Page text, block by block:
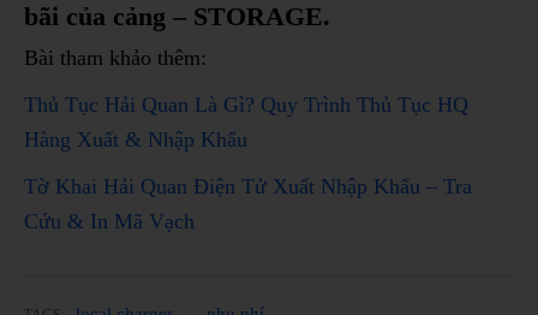
bãi của cảng – STORAGE.
Bài tham khảo thêm:
Thủ Tục Hải Quan Là Gì? Quy Trình Thủ Tục HQ
Hàng Xuất & Nhập Khẩu
Tờ Khai Hải Quan Điện Tử Xuất Nhập Khẩu – Tra
Cứu & In Mã Vạch